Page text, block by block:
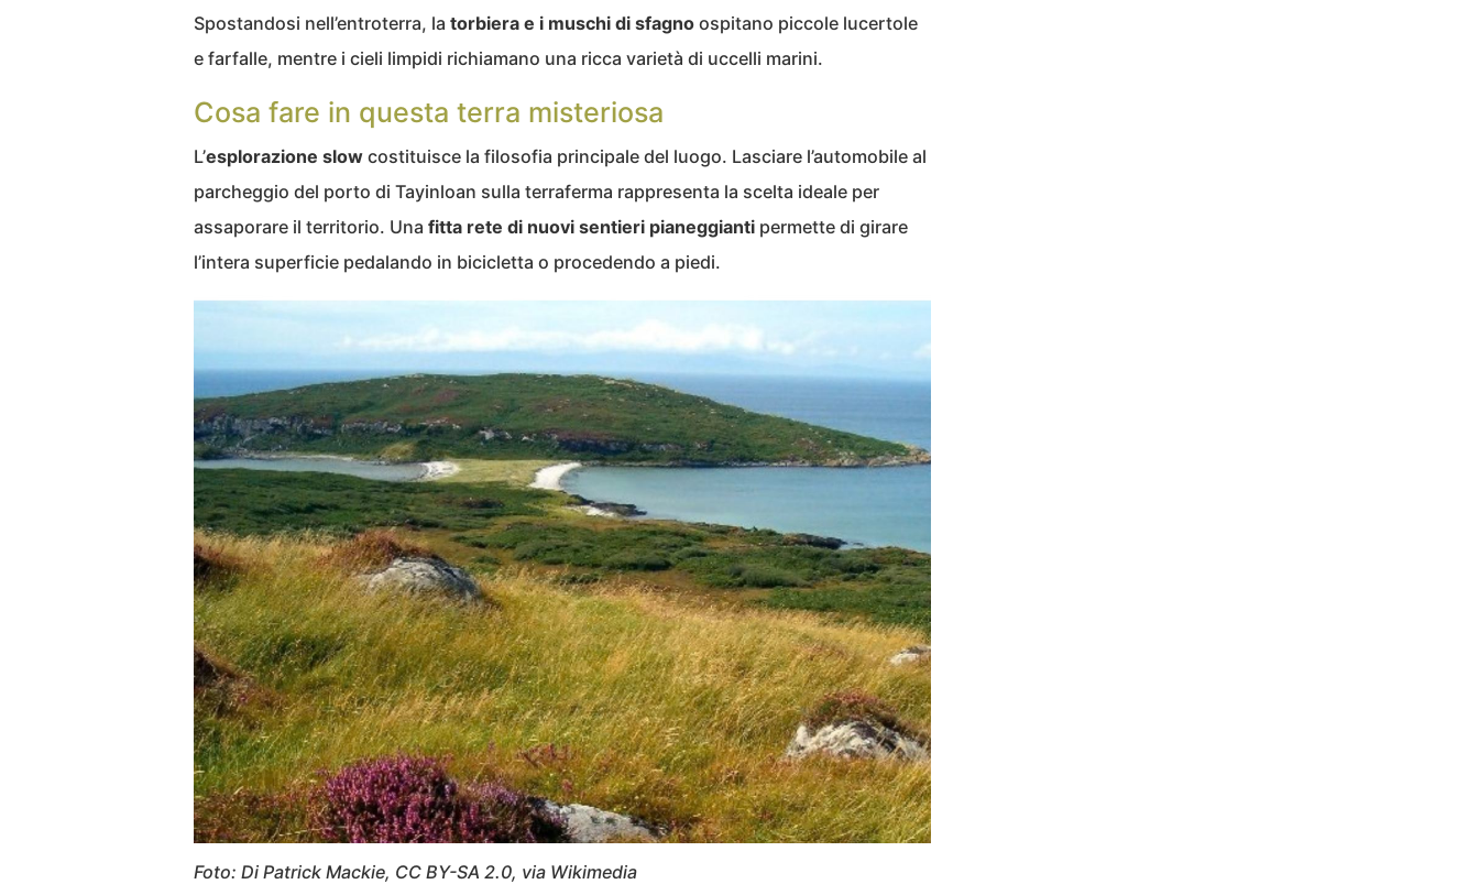
Spostandosi nell’entroterra, la torbiera e i muschi di sfagno ospitano piccole lucertole
e farfalle, mentre i cieli limpidi richiamano una ricca varietà di uccelli marini.
Cosa fare in questa terra misteriosa
L’esplorazione slow costituisce la filosofia principale del luogo. Lasciare l’automobile al
parcheggio del porto di Tayinloan sulla terraferma rappresenta la scelta ideale per
assaporare il territorio. Una fitta rete di nuovi sentieri pianeggianti permette di girare
l’intera superficie pedalando in bicicletta o procedendo a piedi.
Foto: Di Patrick Mackie, CC BY-SA 2.0, via Wikimedia